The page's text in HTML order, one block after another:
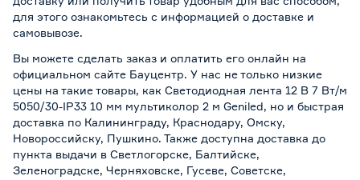
для этого ознакомьтесь с информацией о доставке и
самовывозе.
Вы можете сделать заказ и оплатить его онлайн на
официальном сайте Бауцентр. У нас не только низкие
цены на такие товары, как Светодиодная лента 12 В 7 Вт/м
5050/30-IP33 10 мм мультиколор 2 м Geniled, но и быстрая
доставка по Калининграду, Краснодару, Омску,
Новороссийску, Пушкино. Также доступна доставка до
пункта выдачи в Светлогорске, Балтийске,
Зеленоградске, Черняховске, Гусеве, Советске,